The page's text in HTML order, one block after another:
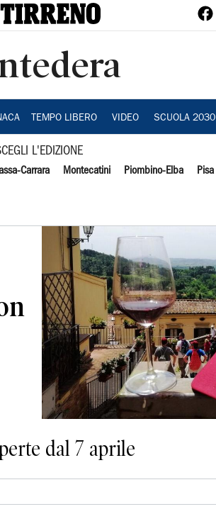
TEMPO LIBERO VIDEO SCUOLA 2030
L'EDIZIONE
Carrara Montecatini Piombino-Elba Pisa
dal 7 aprile